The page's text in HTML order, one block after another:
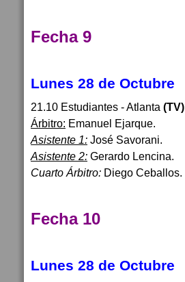
Fecha 9
Lunes 28 de Octubre
21.10 Estudiantes - Atlanta (TV)
Árbitro: Emanuel Ejarque.
Asistente 1: José Savorani.
Asistente 2: Gerardo Lencina.
Cuarto Árbitro: Diego Ceballos.
Fecha 10
Lunes 28 de Octubre